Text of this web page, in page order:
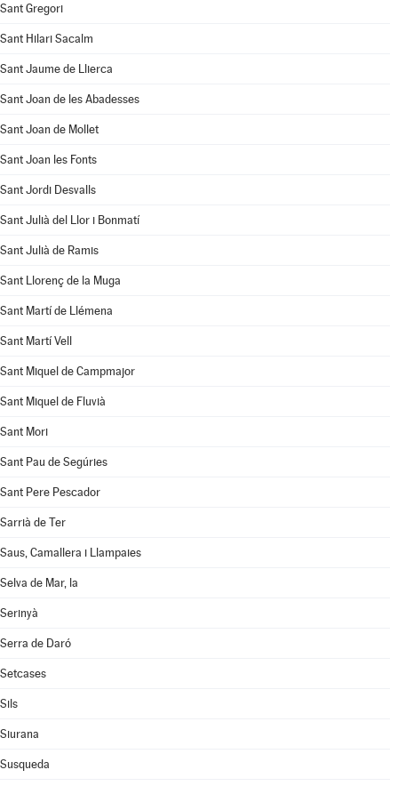
Sant Gregori
Sant Hilari Sacalm
Sant Jaume de Llierca
Sant Joan de les Abadesses
Sant Joan de Mollet
Sant Joan les Fonts
Sant Jordi Desvalls
Sant Julià del Llor i Bonmatí
Sant Julià de Ramis
Sant Llorenç de la Muga
Sant Martí de Llémena
Sant Martí Vell
Sant Miquel de Campmajor
Sant Miquel de Fluvià
Sant Mori
Sant Pau de Segúries
Sant Pere Pescador
Sarrià de Ter
Saus, Camallera i Llampaies
Selva de Mar, la
Serinyà
Serra de Daró
Setcases
Sils
Siurana
Susqueda